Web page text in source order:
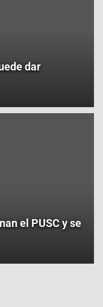
dar
el PUSC y se